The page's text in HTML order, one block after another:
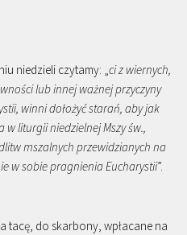
niedzieli czytamy: „ci z wiernych,
lub innej ważnej przyczyny
winni dołożyć starań, aby jak
w liturgii niedzielnej Mszy św.,
mszalnych przewidzianych na
w sobie pragnienia Eucharystii”.
tacę, do skarbony, wpłacane na